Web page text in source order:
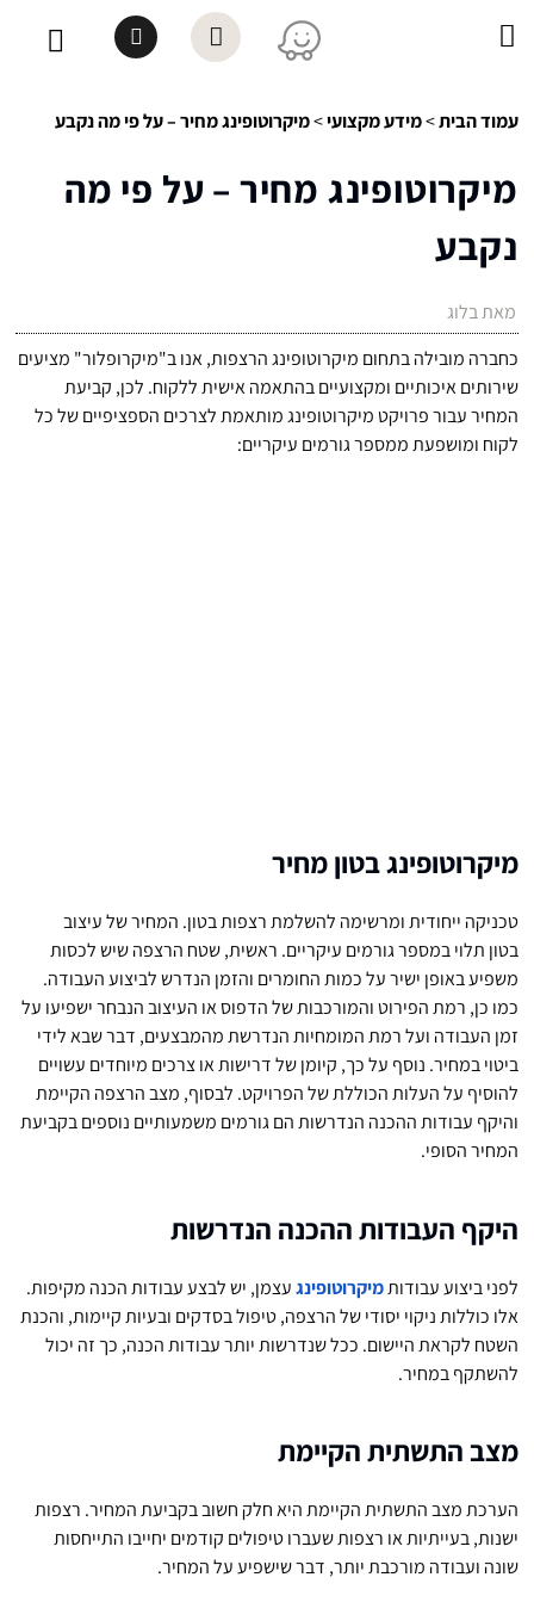
עמוד הבית>מידע מקצועי>מיקרוטופינג מחיר – על פי מה נקבע
מיקרוטופינג מחיר – על פי מה
נקבע
מאת בלוג
כחברה מובילה בתחום מיקרוטופינג הרצפות, אנו ב"מיקרופלור" מציעים
שירותים איכותיים ומקצועיים בהתאמה אישית ללקוח. לכן, קביעת
המחיר עבור פרויקט מיקרוטופינג מותאמת לצרכים הספציפיים של כל
לקוח ומושפעת ממספר גורמים עיקריים:
מיקרוטופינג בטון מחיר
טכניקה ייחודית ומרשימה להשלמת רצפות בטון. המחיר של עיצוב
בטון תלוי במספר גורמים עיקריים. ראשית, שטח הרצפה שיש לכסות
משפיע באופן ישיר על כמות החומרים והזמן הנדרש לביצוע העבודה.
כמו כן, רמת הפירוט והמורכבות של הדפוס או העיצוב הנבחר ישפיעו על
זמן העבודה ועל רמת המומחיות הנדרשת מהמבצעים, דבר שבא לידי
ביטוי במחיר. נוסף על כך, קיומן של דרישות או צרכים מיוחדים עשויים
להוסיף על העלות הכוללת של הפרויקט. לבסוף, מצב הרצפה הקיימת
והיקף עבודות ההכנה הנדרשות הם גורמים משמעותיים נוספים בקביעת
המחיר הסופי.
היקף העבודות ההכנה הנדרשות
לפני ביצוע עבודותמיקרוטופינגעצמן, יש לבצע עבודות הכנה מקיפות.
אלו כוללות ניקוי יסודי של הרצפה, טיפול בסדקים ובעיות קיימות, והכנת
השטח לקראת היישום. ככל שנדרשות יותר עבודות הכנה, כך זה יכול
להשתקף במחיר.
מצב התשתית הקיימת
הערכת מצב התשתית הקיימת היא חלק חשוב בקביעת המחיר. רצפות
ישנות, בעייתיות או רצפות שעברו טיפולים קודמים יחייבו התייחסות
שונה ועבודה מורכבת יותר, דבר שישפיע על המחיר.